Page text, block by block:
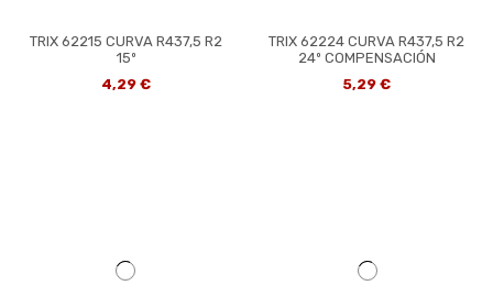
TRIX 62215 CURVA R437,5 R2
15º
4,29 €
TRIX 62224 CURVA R437,5 R2
24º COMPENSACIÓN
5,29 €